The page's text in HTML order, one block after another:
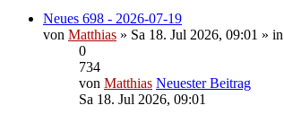
Neues 698 - 2026-07-19
von Matthias » Sa 18. Jul 2026, 09:01 » in
0
734
von Matthias Neuester Beitrag
Sa 18. Jul 2026, 09:01